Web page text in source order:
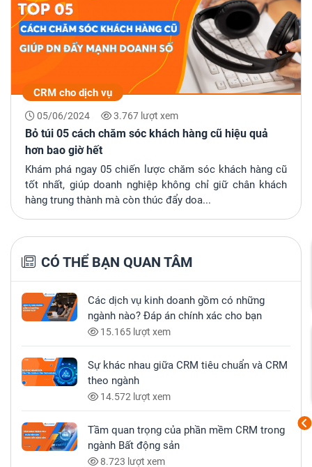
CRM cho dịch vụ
05/06/2024 3.767 lượt xem
Bỏ túi 05 cách chăm sóc khách hàng cũ hiệu quả
hơn bao giờ hết
Khám phá ngay 05 chiến lược chăm sóc khách hàng cũ
tốt nhất, giúp doanh nghiệp không chỉ giữ chân khách
hàng trung thành mà còn thúc đẩy doa...
CÓ THỂ BẠN QUAN TÂM
Các dịch vụ kinh doanh gồm có những
ngành nào? Đáp án chính xác cho bạn
15.165 lượt xem
Sự khác nhau giữa CRM tiêu chuẩn và CRM
theo ngành
14.572 lượt xem
Tầm quan trọng của phần mềm CRM trong
ngành Bất động sản
8.723 lượt xem